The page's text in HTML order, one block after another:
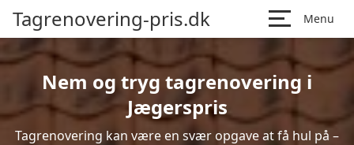
Tagrenovering-pris.dk Menu
Nem og tryg tagrenovering i
Jægerspris
Tagrenovering kan være en svær opgave at få hul på –